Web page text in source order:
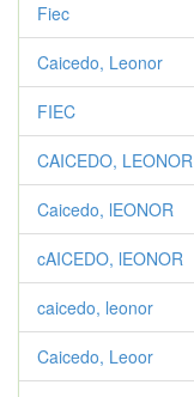
Fiec
Caicedo, Leonor
FIEC
CAICEDO, LEONOR
Caicedo, lEONOR
cAICEDO, lEONOR
caicedo, leonor
Caicedo, Leoor